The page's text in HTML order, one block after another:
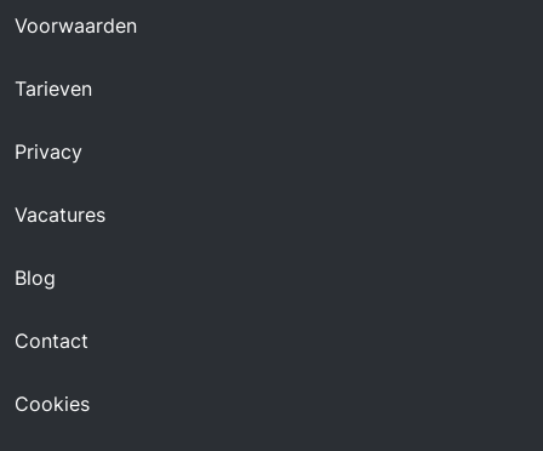
Voorwaarden
Tarieven
Privacy
Vacatures
Blog
Contact
Cookies